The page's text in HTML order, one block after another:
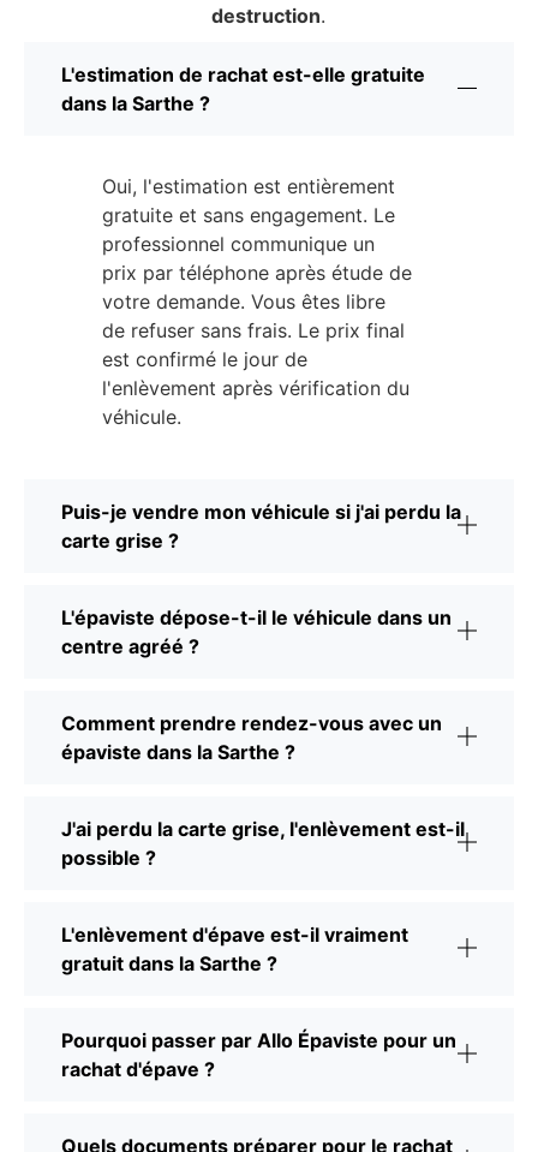
destruction.
L'estimation de rachat est-elle gratuite
dans la Sarthe ?
Oui, l'estimation est entièrement
gratuite et sans engagement. Le
professionnel communique un
prix par téléphone après étude de
votre demande. Vous êtes libre
de refuser sans frais. Le prix final
est confirmé le jour de
l'enlèvement après vérification du
véhicule.
Puis-je vendre mon véhicule si j'ai perdu la
carte grise ?
L'épaviste dépose-t-il le véhicule dans un
centre agréé ?
Comment prendre rendez-vous avec un
épaviste dans la Sarthe ?
J'ai perdu la carte grise, l'enlèvement est-il
possible ?
L'enlèvement d'épave est-il vraiment
gratuit dans la Sarthe ?
Pourquoi passer par Allo Épaviste pour un
rachat d'épave ?
Quels documents préparer pour le rachat